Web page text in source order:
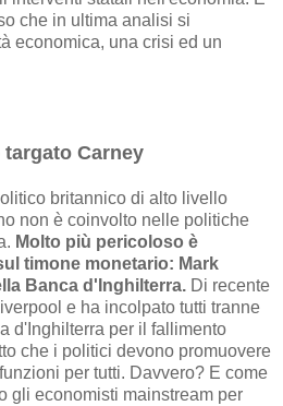
che in ultima analisi si
economica, una crisi ed un
Carney
britannico di alto livello
non è coinvolto nelle politiche
Molto più pericoloso è
timone monetario: Mark
Banca d'Inghilterra. Di recente
e ha incolpato tutti tranne
d'Inghilterra per il fallimento
che i politici devono promuovere
per tutti. Davvero? E come
gli economisti mainstream per